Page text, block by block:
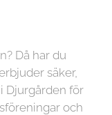
Då har du
säker,
Djurgården för
och